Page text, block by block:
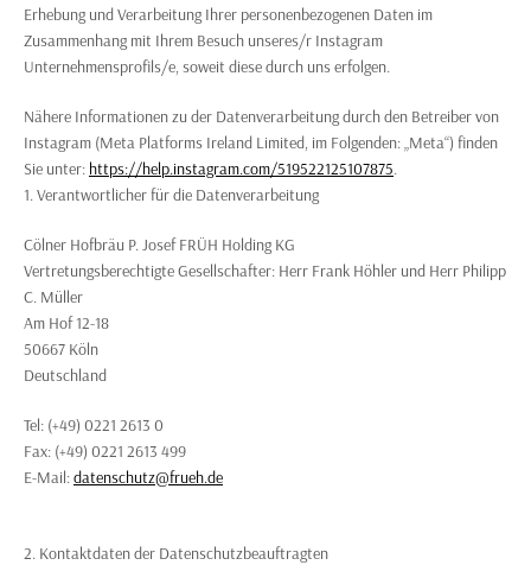
Erhebung und Verarbeitung Ihrer personenbezogenen Daten im
Zusammenhang mit Ihrem Besuch unseres/r Instagram
Unternehmensprofils/e, soweit diese durch uns erfolgen.
Nähere Informationen zu der Datenverarbeitung durch den Betreiber von
Instagram (Meta Platforms Ireland Limited, im Folgenden: „Meta“) finden
Sie unter: https://help.instagram.com/519522125107875.
1.Verantwortlicher für die Datenverarbeitung
Cölner Hofbräu P. Josef FRÜH Holding KG
Vertretungsberechtigte Gesellschafter: Herr Frank Höhler und Herr Philipp
C. Müller
Am Hof 12-18
50667 Köln
Deutschland
Tel: (+49) 0221 2613 0
Fax: (+49) 0221 2613 499
E-Mail:datenschutz@frueh.de
2. Kontaktdaten der Datenschutzbeauftragten